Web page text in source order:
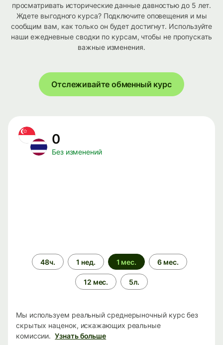
просматривать исторические данные давностью до 5 лет.
Ждете выгодного курса? Подключите оповещения и мы
сообщим вам, как только он будет достигнут. Используйте
наши ежедневные сводки по курсам, чтобы не пропускать
важные изменения.
Отслеживайте обменный курс
0
Без изменений
Период
времени
48ч. 1 нед. 1 мес. 6 мес.
12 мес. 5л.
Мы используем реальный среднерыночный курс без
скрытых наценок, искажающих реальные
комиссии. Узнать больше